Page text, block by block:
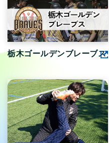
栃木ゴールデンブレーブス